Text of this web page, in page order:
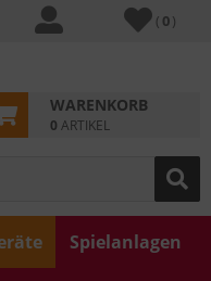
( 0)
WARENKORB
0 ARTIKEL
Spielanlagen